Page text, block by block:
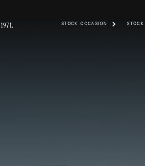
STOCK OCCASION